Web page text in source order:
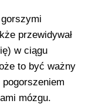
przewidywał
w ciągu
to być ważny
mózgu.